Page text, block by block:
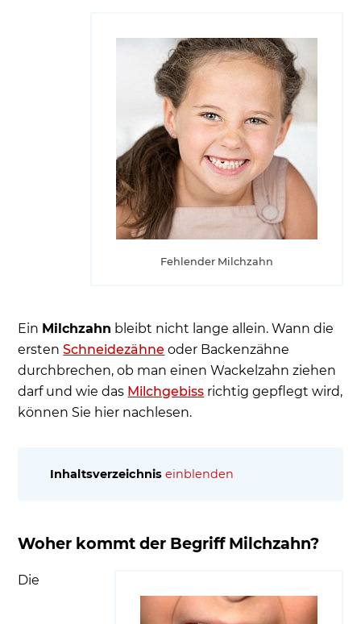
Fehlender Milchzahn
Ein Milchzahn bleibt nicht lange allein. Wann die
erstenSchneidezähne oder Backenzähne
durchbrechen, ob man einen Wackelzahn ziehen
darf und wie das Milchgebiss richtig gepflegt wird,
können Sie hier nachlesen.
Inhaltsverzeichnis einblenden
Wie viele Milchzähne haben Kinder im
Wenn beim Zahnwechsel die Milchzähne nicht
ausfallen – wie zieht man einen Milchzahn?
Woher kommt der Begriff Milchzahn?
Die